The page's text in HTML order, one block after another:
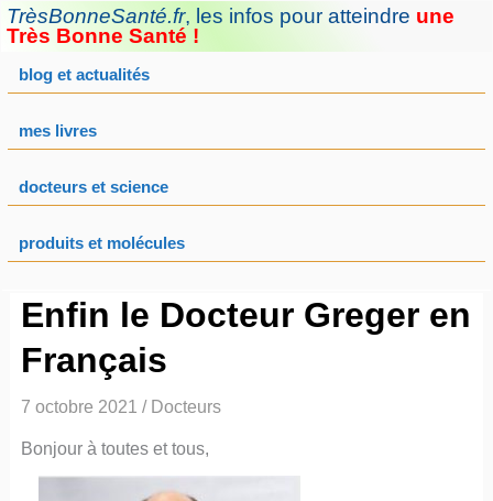
Aller
au
TrèsBonneSanté.fr, les infos pour atteindre une
Très Bonne Santé !
blog et actualités
mes livres
docteurs et science
produits et molécules
Enfin le Docteur Greger en
Français
7 octobre 2021 / Docteurs
Bonjour à toutes et tous,